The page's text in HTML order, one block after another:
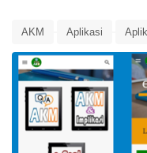
AKM Aplikasi
Asesmen Kompetensi
Edunews Pusat